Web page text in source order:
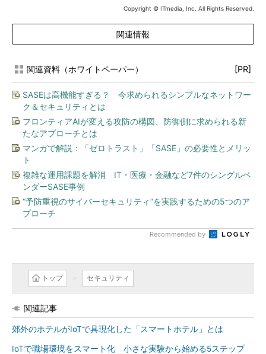
Copyright © ITmedia, Inc. All Rights Reserved.
関連情報
関連資料（ホワイトペーパー） [PR]
SASEは高機能すぎる？ 今求められるシンプルなネットワー
ク＆セキュリティとは
フロンティアAIが変える攻防の構図、防御側に求められる新
たなアプローチとは
マンガで解説：「ゼロトラスト」「SASE」の必要性とメリッ
ト
複雑な運用課題を解消 IT・医療・金融など7件のシングルベ
ンダーSASE事例
“予防重視のサイバーセキュリティ”を実践するための5つのア
プローチ
Recommended by
トップ セキュリティ
関連記事
郊外のホテルがIoTで具現化した「スマートホテル」とは
IoTで職場環境をスマート化 小さな実験から始める5ステップ